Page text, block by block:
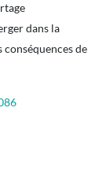
dans la
de